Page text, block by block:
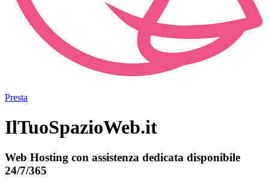
Presta
IlTuoSpazioWeb.it
Web Hosting con assistenza dedicata disponibile
24/7/365